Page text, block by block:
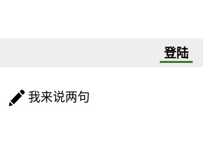
登陆
我来说两句